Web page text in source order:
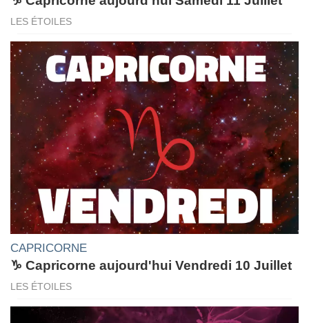
LES ÉTOILES
CAPRICORNE
♑ Capricorne aujourd'hui Vendredi 10 Juillet
LES ÉTOILES